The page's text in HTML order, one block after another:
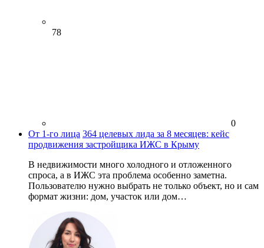
78
0
От 1-го лица 364 целевых лида за 8 месяцев: кейс
продвижения застройщика ИЖС в Крыму
В недвижимости много холодного и отложенного
спроса, а в ИЖС эта проблема особенно заметна.
Пользователю нужно выбрать не только объект, но и сам
формат жизни: дом, участок или дом…